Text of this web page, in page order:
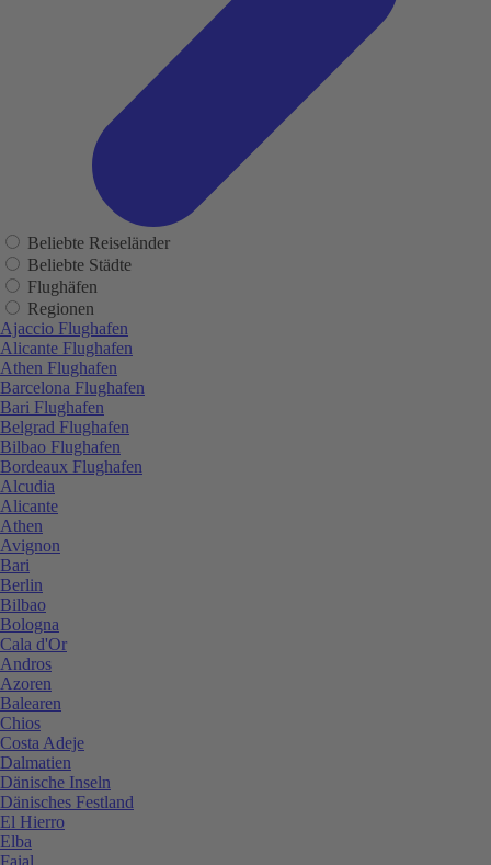
Beliebte Reiseländer
Beliebte Städte
Flughäfen
Regionen
Ajaccio Flughafen
Alicante Flughafen
Athen Flughafen
Barcelona Flughafen
Bari Flughafen
Belgrad Flughafen
Bilbao Flughafen
Bordeaux Flughafen
Alcudia
Alicante
Athen
Avignon
Bari
Berlin
Bilbao
Bologna
Cala d'Or
Andros
Azoren
Balearen
Chios
Costa Adeje
Dalmatien
Dänische Inseln
Dänisches Festland
El Hierro
Elba
Faial